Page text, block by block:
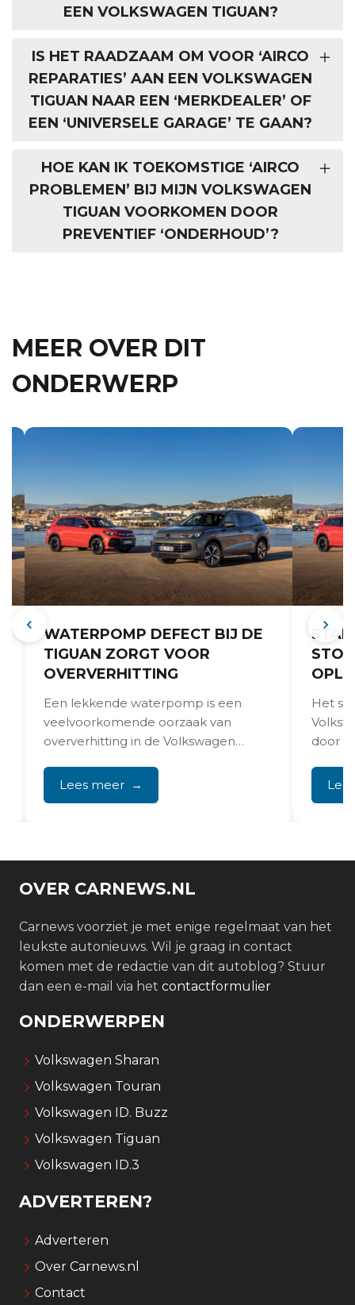
EEN VOLKSWAGEN TIGUAN?
IS HET RAADZAAM OM VOOR ‘AIRCO
REPARATIES’ AAN EEN VOLKSWAGEN
TIGUAN NAAR EEN ‘MERKDEALER’ OF
EEN ‘UNIVERSELE GARAGE’ TE GAAN?
HOE KAN IK TOEKOMSTIGE ‘AIRCO
PROBLEMEN’ BIJ MIJN VOLKSWAGEN
TIGUAN VOORKOMEN DOOR
PREVENTIEF ‘ONDERHOUD’?
MEER OVER DIT
ONDERWERP
WATERPOMP DEFECT BIJ DE
TIGUAN ZORGT VOOR
OVERVERHITTING
Een lekkende waterpomp is een
veelvoorkomende oorzaak van
oververhitting in de Volkswagen
probleem treedt...
Lees meer
Het
door
OVER CARNEWS.NL
Carnews voorziet je met enige regelmaat van het
leukste autonieuws. Wil je graag in contact
komen met de redactie van dit autoblog? Stuur
dan een e-mail via het contactformulier
ONDERWERPEN
Volkswagen Sharan
Volkswagen Touran
Volkswagen ID. Buzz
Volkswagen Tiguan
Volkswagen ID.3
ADVERTEREN?
Adverteren
Over Carnews.nl
Contact